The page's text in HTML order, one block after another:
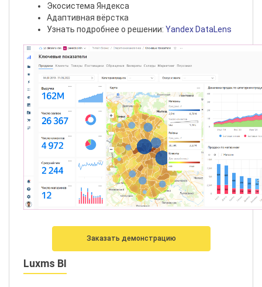
Экосистема Яндекса
Адаптивная вёрстка
Узнать подробнее о решении: Yandex DataLens
Заказать демонстрацию
Luxms BI